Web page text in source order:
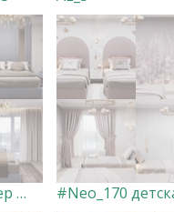
#Neo_170 Мастер спальня